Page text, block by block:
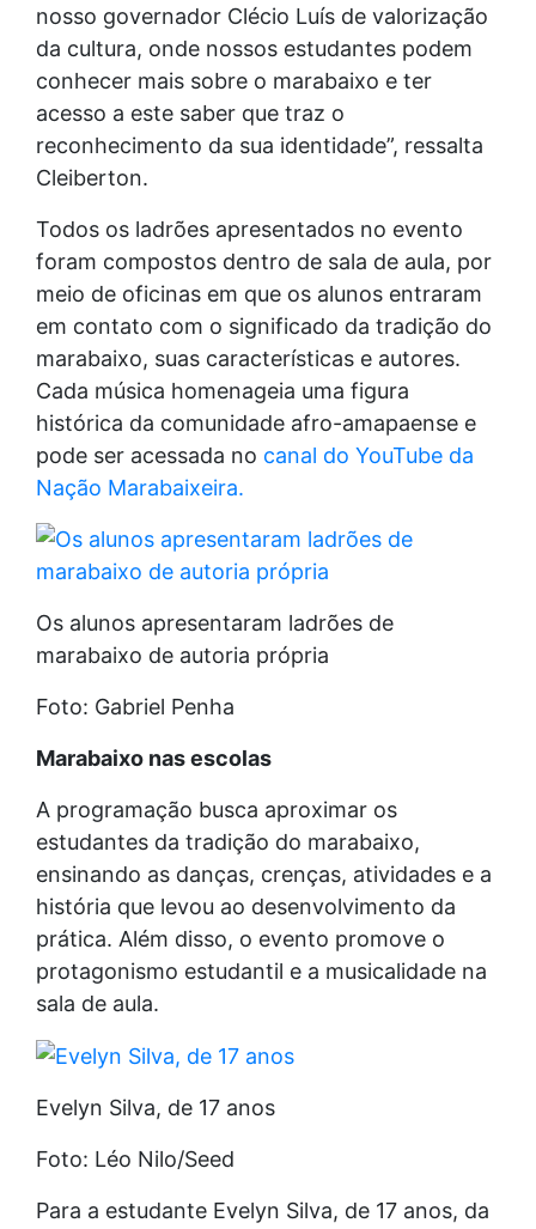
nosso governador Clécio Luís de valorização
da cultura, onde nossos estudantes podem
conhecer mais sobre o marabaixo e ter
acesso a este saber que traz o
reconhecimento da sua identidade”, ressalta
Cleiberton.
Todos os ladrões apresentados no evento
foram compostos dentro de sala de aula, por
meio de oficinas em que os alunos entraram
em contato com o significado da tradição do
marabaixo, suas características e autores.
Cada música homenageia uma figura
histórica da comunidade afro-amapaense e
pode ser acessada no canal do YouTube da
Nação Marabaixeira.
Os alunos apresentaram ladrões de
marabaixo de autoria própria
Foto: Gabriel Penha
Marabaixo nas escolas
A programação busca aproximar os
estudantes da tradição do marabaixo,
ensinando as danças, crenças, atividades e a
história que levou ao desenvolvimento da
prática. Além disso, o evento promove o
protagonismo estudantil e a musicalidade na
sala de aula.
Evelyn Silva, de 17 anos
Foto: Léo Nilo/Seed
Para a estudante Evelyn Silva, de 17 anos, da